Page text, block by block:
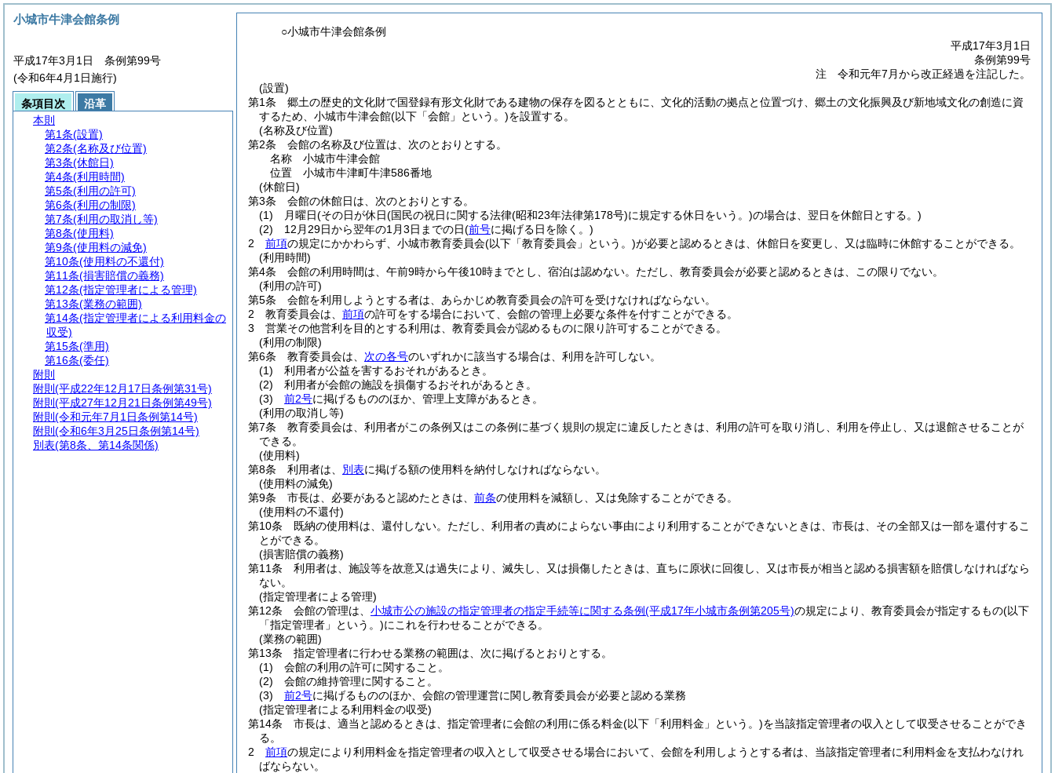
○小城市牛津会館条例
平成17年3月1日
条例第99号
注 令和元年7月から改正経過を注記した。
(設置)
第1条
郷土の歴史的文化財で国登録有形文化財である建物の保存を図るとともに、文化的活動の拠点と位置づけ、郷土の文化振興及び新地域文化の創造に資
するため、小城市牛津会館(以下「会館」という。)を設置する。
(名称及び位置)
第2条
会館の名称及び位置は、次のとおりとする。
名称 小城市牛津会館
位置 小城市牛津町牛津586番地
(休館日)
第3条
会館の休館日は、次のとおりとする。
(1)
月曜日(その日が休日(国民の祝日に関する法律(昭和23年法律第178号)に規定する休日をいう。)の場合は、翌日を休館日とする。)
(2)
12月29日から翌年の1月3日までの日(前号に掲げる日を除く。)
2
前項の規定にかかわらず、小城市教育委員会(以下「教育委員会」という。)が必要と認めるときは、休館日を変更し、又は臨時に休館することができる。
(利用時間)
第4条
会館の利用時間は、午前9時から午後10時までとし、宿泊は認めない。 ただし、教育委員会が必要と認めるときは、この限りでない。
(利用の許可)
第5条
会館を利用しようとする者は、あらかじめ教育委員会の許可を受けなければならない。
2
教育委員会は、 前項の許可をする場合において、会館の管理上必要な条件を付すことができる。
3
営業その他営利を目的とする利用は、教育委員会が認めるものに限り許可することができる。
(利用の制限)
第6条
教育委員会は、 次の各号のいずれかに該当する場合は、利用を許可しない。
(1)
利用者が公益を害するおそれがあるとき。
(2)
利用者が会館の施設を損傷するおそれがあるとき。
(3)
前2号に掲げるもののほか、管理上支障があるとき。
(利用の取消し等)
第7条
教育委員会は、利用者がこの条例又はこの条例に基づく規則の規定に違反したときは、利用の許可を取り消し、利用を停止し、又は退館させることが
できる。
(使用料)
第8条
利用者は、 別表に掲げる額の使用料を納付しなければならない。
(使用料の減免)
第9条
市長は、必要があると認めたときは、 前条の使用料を減額し、又は免除することができる。
(使用料の不還付)
第10条
既納の使用料は、還付しない。 ただし、利用者の責めによらない事由により利用することができないときは、市長は、その全部又は一部を還付するこ
とができる。
(損害賠償の義務)
第11条
利用者は、施設等を故意又は過失により、滅失し、又は損傷したときは、直ちに原状に回復し、又は市長が相当と認める損害額を賠償しなければなら
ない。
(指定管理者による管理)
第12条
会館の管理は、 小城市公の施設の指定管理者の指定手続等に関する条例(平成17年小城市条例第205号)の規定により、教育委員会が指定するもの(以下
「指定管理者」という。)にこれを行わせることができる。
(業務の範囲)
第13条
指定管理者に行わせる業務の範囲は、次に掲げるとおりとする。
(1)
会館の利用の許可に関すること。
(2)
会館の維持管理に関すること。
(3)
前2号に掲げるもののほか、会館の管理運営に関し教育委員会が必要と認める業務
(指定管理者による利用料金の収受)
第14条
市長は、適当と認めるときは、指定管理者に会館の利用に係る料金(以下「利用料金」という。)を当該指定管理者の収入として収受させることができ
る。
2
前項の規定により利用料金を指定管理者の収入として収受させる場合において、会館を利用しようとする者は、当該指定管理者に利用料金を支払わなけれ
ばならない。
小城市牛津会館条例
平成17年3月1日 条例第99号
(令和6年4月1日施行)
条項目次
沿革
本則
第1条(設置)
第2条(名称及び位置)
第3条(休館日)
第4条(利用時間)
第5条(利用の許可)
第6条(利用の制限)
第7条(利用の取消し等)
第8条(使用料)
第9条(使用料の減免)
第10条(使用料の不還付)
第11条(損害賠償の義務)
第12条(指定管理者による管理)
第13条(業務の範囲)
第14条(指定管理者による利用料金の
収受)
第15条(準用)
第16条(委任)
附則
附則 (平成22年12月17日条例第31号)
附則 (平成27年12月21日条例第49号)
附則 (令和元年7月1日条例第14号)
附則 (令和6年3月25日条例第14号)
別表(第8条、第14条関係)